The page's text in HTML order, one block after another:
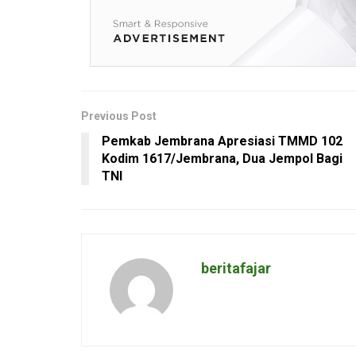
Previous Post
Pemkab Jembrana Apresiasi TMMD 102
Kodim 1617/Jembrana, Dua Jempol Bagi
TNI
beritafajar